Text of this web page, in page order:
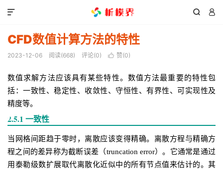
 

CFD数值计算方法的特性
2023-12-06 阅读(668) 评论(0)  赞(0)
数值求解方法应该具有某些特性。 数值方法最重要的特性包
括： 一致性、稳定性、收敛性、守恒性、有界性、可实现性及
精度等。
2.5.1 一致性
当网格间距趋于零时，离散应该变得精确。离散方程与精确方
程之间的差异称为截断误差（truncation error）。它通常是通过
用泰勒级数扩展取代离散化近似中的所有节点值来估计的。其